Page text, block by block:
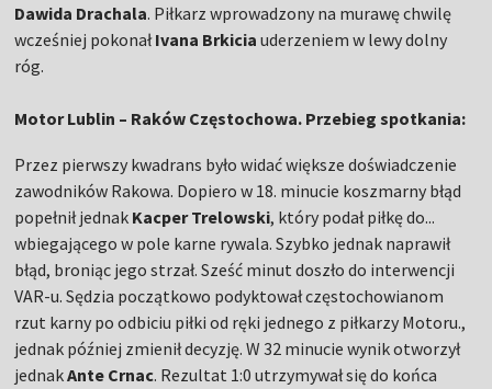
Dawida Drachala. Piłkarz wprowadzony na murawę chwilę
wcześniej pokonałIvana Brkicia uderzeniem w lewy dolny
róg.
Motor Lublin – Raków Częstochowa. Przebieg spotkania:
Przez pierwszy kwadrans było widać większe doświadczenie
zawodników Rakowa. Dopiero w 18. minucie koszmarny błąd
popełnił jednak Kacper Trelowski, który podał piłkę do...
wbiegającego w pole karne rywala. Szybko jednak naprawił
błąd, broniąc jego strzał. Sześć minut doszło do interwencji
VAR-u. Sędzia początkowo podyktował częstochowianom
rzut karny po odbiciu piłki od ręki jednego z piłkarzy Motoru.,
jednak później zmienił decyzję. W 32 minucie wynik otworzył
jednakAnte Crnac. Rezultat 1:0 utrzymywał się do końca